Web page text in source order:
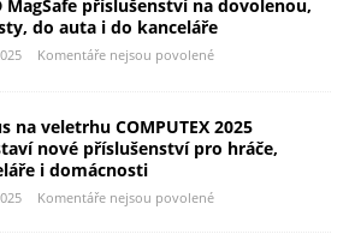
MagSafe příslušenství na dovolenou,
do auta i do kanceláře
Komentáře nejsou povolené
na veletrhu COMPUTEX 2025
nové příslušenství pro hráče,
i domácnosti
Komentáře nejsou povolené